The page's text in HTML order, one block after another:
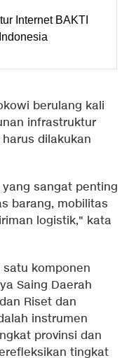
Internet BAKTI
berulang kali
infrastruktur
dilakukan
sangat penting
barang, mobilitas
logistik," kata
komponen
Saing Daerah
Riset dan
instrumen
provinsi dan
tingkat